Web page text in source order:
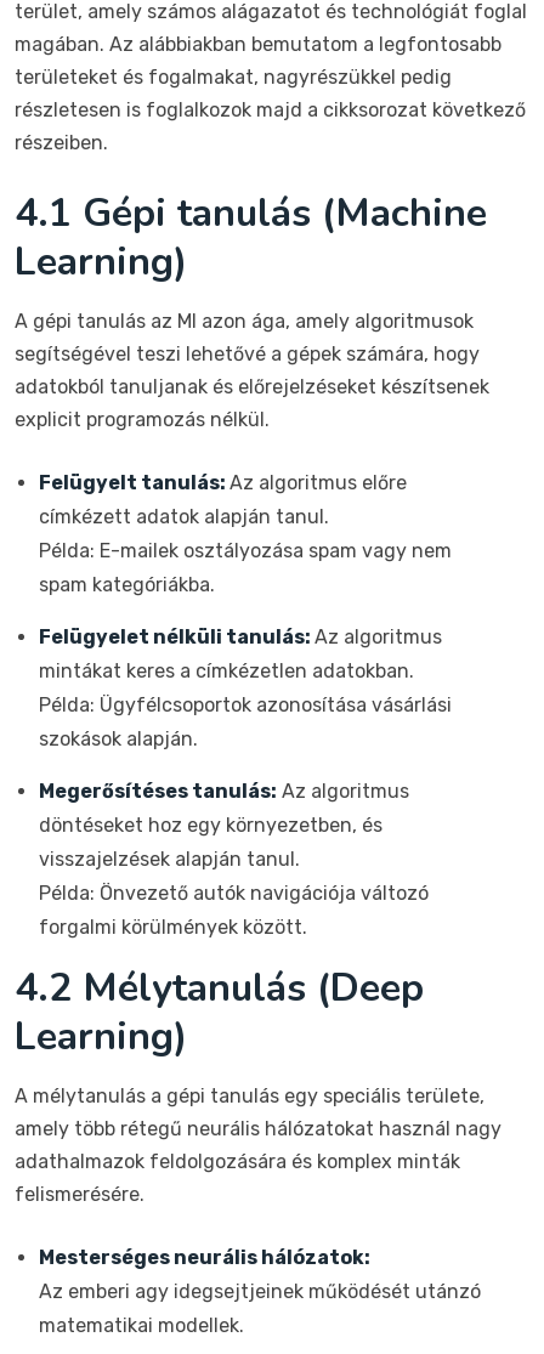
terület, amely számos alágazatot és technológiát foglal
magában. Az alábbiakban bemutatom a legfontosabb
területeket és fogalmakat, nagyrészükkel pedig
részletesen is foglalkozok majd a cikksorozat következő
részeiben.
4.1 Gépi tanulás (Machine
Learning)
A gépi tanulás az MI azon ága, amely algoritmusok
segítségével teszi lehetővé a gépek számára, hogy
adatokból tanuljanak és előrejelzéseket készítsenek
explicit programozás nélkül.
Felügyelt tanulás: Az algoritmus előre
címkézett adatok alapján tanul.
Példa: E-mailek osztályozása spam vagy nem
spam kategóriákba.
Felügyelet nélküli tanulás: Az algoritmus
mintákat keres a címkézetlen adatokban.
Példa: Ügyfélcsoportok azonosítása vásárlási
szokások alapján.
Megerősítéses tanulás: Az algoritmus
döntéseket hoz egy környezetben, és
visszajelzések alapján tanul.
Példa: Önvezető autók navigációja változó
forgalmi körülmények között.
4.2 Mélytanulás (Deep
Learning)
A mélytanulás a gépi tanulás egy speciális területe,
amely több rétegű neurális hálózatokat használ nagy
adathalmazok feldolgozására és komplex minták
felismerésére.
Mesterséges neurális hálózatok:
Az emberi agy idegsejtjeinek működését utánzó
matematikai modellek.